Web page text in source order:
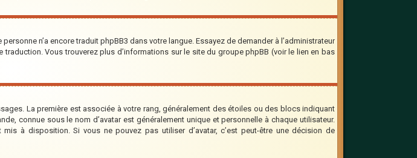
n’a encore traduit phpBB3 dans votre langue. Essayez de demander à l’administrateur
traduction. Vous trouverez plus d’informations sur le site du groupe phpBB (voir le lien en bas
La première est associée à votre rang, généralement des étoiles ou des blocs indiquant
connue sous le nom d’avatar est généralement unique et personnelle à chaque utilisateur.
à disposition. Si vous ne pouvez pas utiliser d’avatar, c’est peut-être une décision de